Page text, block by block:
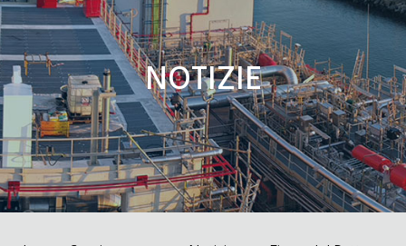
NOTIZIE